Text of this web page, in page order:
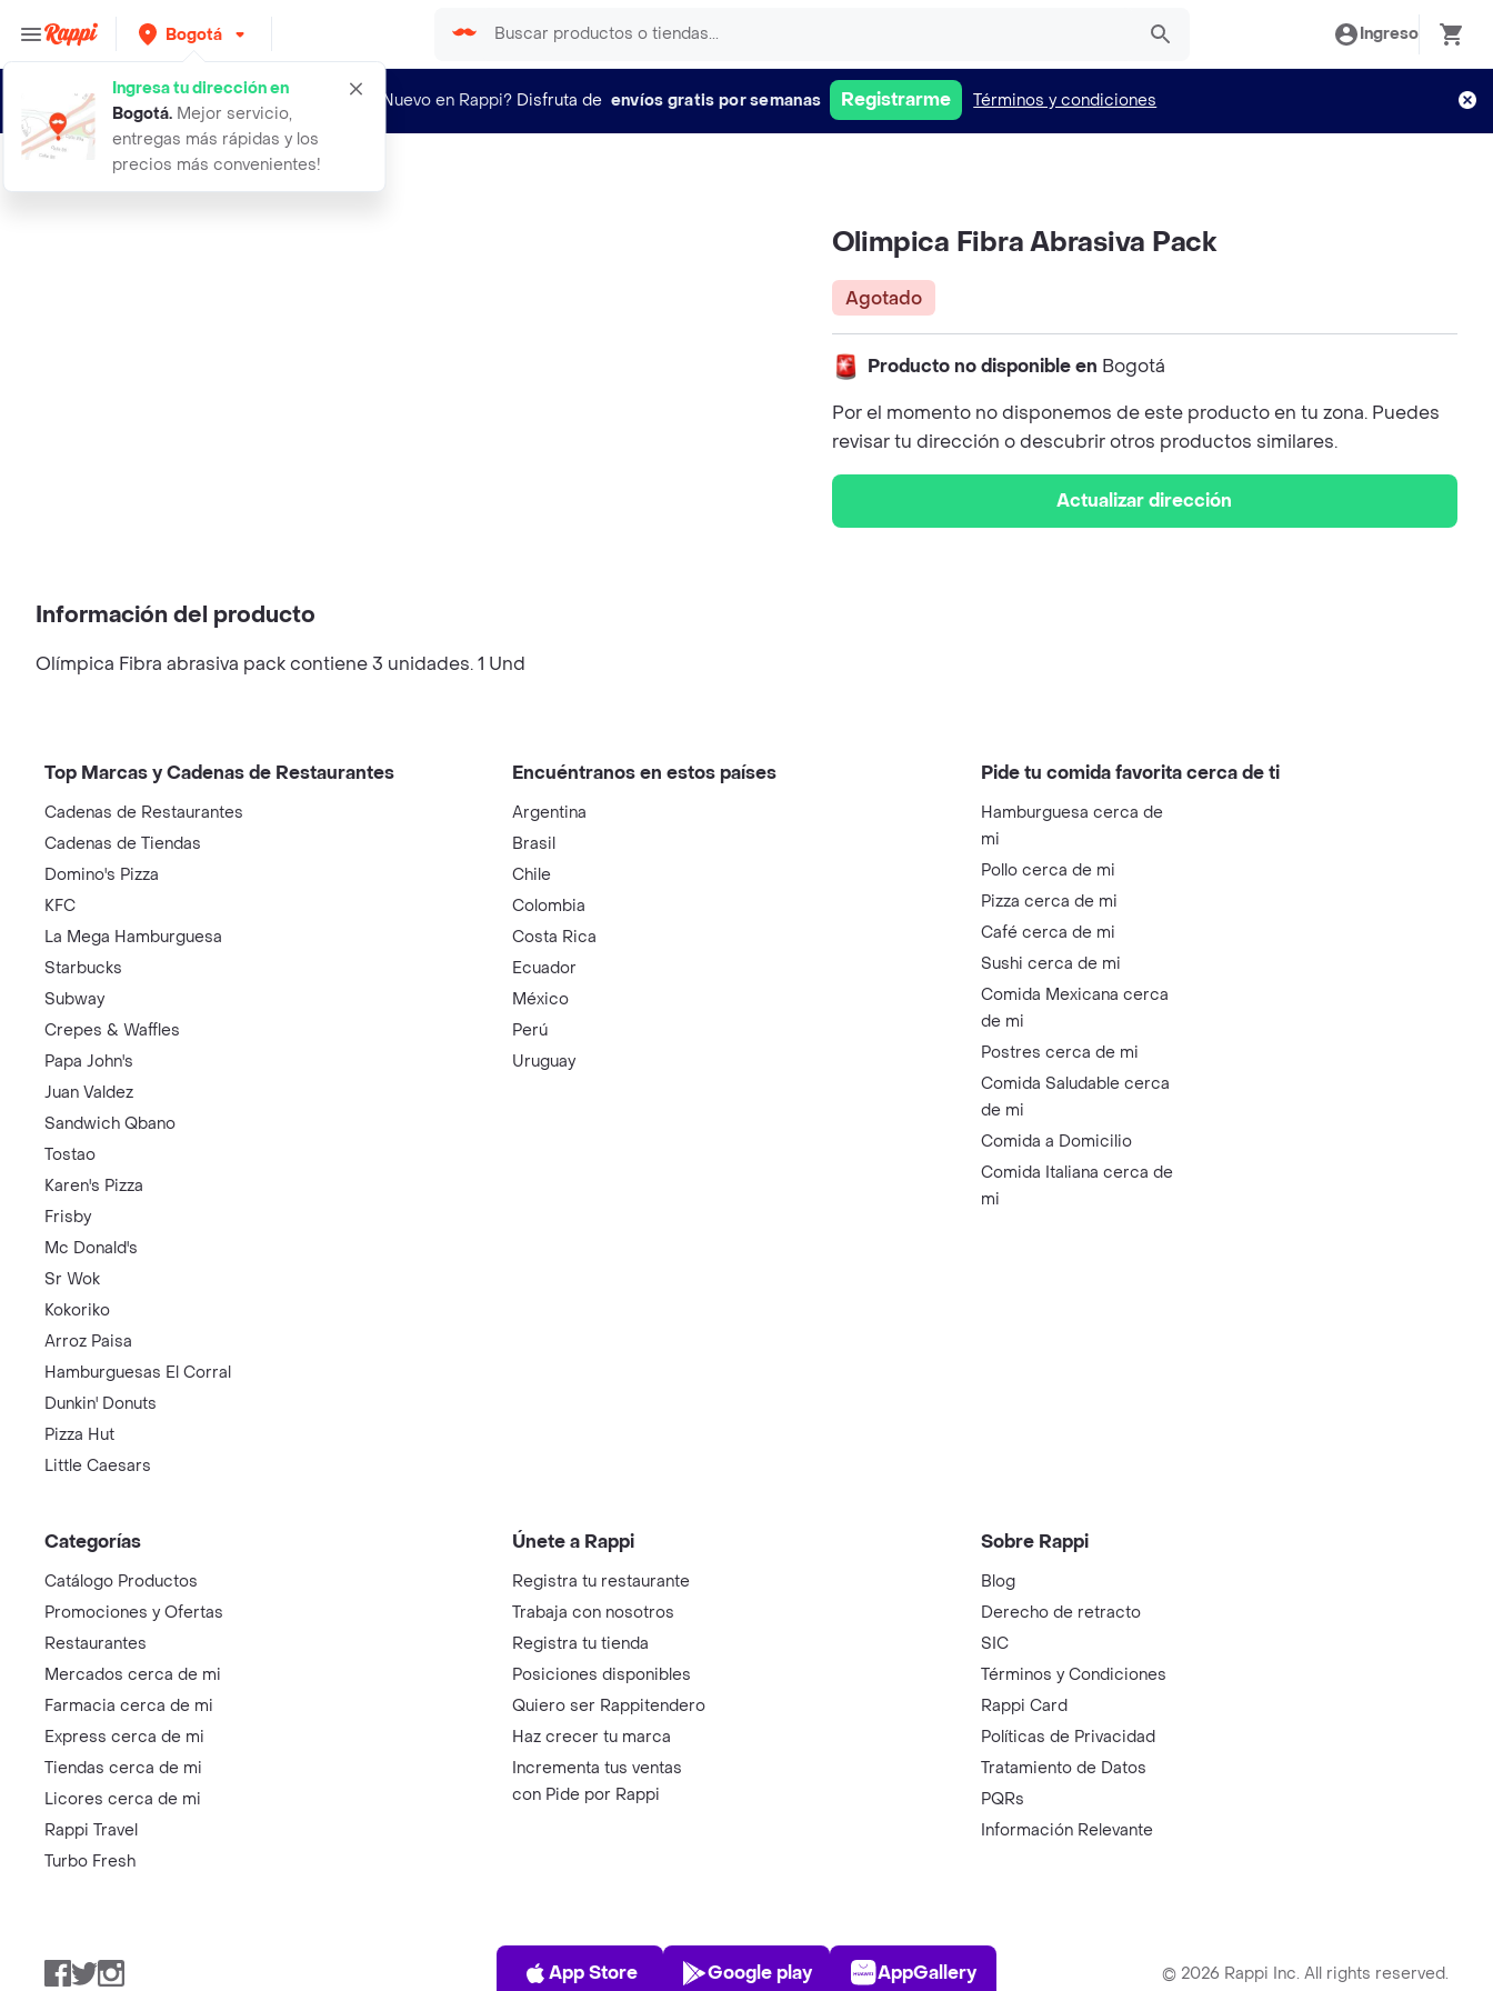
Bogotá
Ingresa tu dirección en
Bogotá. Mejor servicio,
entregas más rápidas y los
precios más convenientes!
Ingreso
¿Nuevo en Rappi? Disfruta de envíos gratis por semanas Registrarme Términos y condiciones
olimpica fibra abrasiva pack
Olimpica Fibra Abrasiva Pack
Agotado
Producto no disponible en Bogotá
Por el momento no disponemos de este producto en tu zona. Puedes
revisar tu dirección o descubrir otros productos similares.
Actualizar dirección
Información del producto
Olímpica Fibra abrasiva pack contiene 3 unidades. 1 Und
Top Marcas y Cadenas de Restaurantes
Cadenas de Restaurantes
Cadenas de Tiendas
Domino's Pizza
KFC
La Mega Hamburguesa
Starbucks
Subway
Crepes & Waffles
Papa John's
Juan Valdez
Sandwich Qbano
Tostao
Karen's Pizza
Frisby
Mc Donald's
Sr Wok
Kokoriko
Arroz Paisa
Hamburguesas El Corral
Dunkin' Donuts
Pizza Hut
Little Caesars
Encuéntranos en estos países
Argentina
Brasil
Chile
Colombia
Costa Rica
Ecuador
México
Perú
Uruguay
Pide tu comida favorita cerca de ti
Hamburguesa cerca de
mi
Pollo cerca de mi
Pizza cerca de mi
Café cerca de mi
Sushi cerca de mi
Comida Mexicana cerca
de mi
Postres cerca de mi
Comida Saludable cerca
de mi
Comida a Domicilio
Comida Italiana cerca de
mi
Categorías
Catálogo Productos
Promociones y Ofertas
Restaurantes
Mercados cerca de mi
Farmacia cerca de mi
Express cerca de mi
Tiendas cerca de mi
Licores cerca de mi
Rappi Travel
Turbo Fresh
Únete a Rappi
Registra tu restaurante
Trabaja con nosotros
Registra tu tienda
Posiciones disponibles
Quiero ser Rappitendero
Haz crecer tu marca
Incrementa tus ventas
con Pide por Rappi
Sobre Rappi
Blog
Derecho de retracto
SIC
Términos y Condiciones
Rappi Card
Políticas de Privacidad
Tratamiento de Datos
PQRs
Información Relevante
Facebook
TwitterInstagram
App Store
App Store
Play Store
Google play
AppGallery
AppGallery © 2026 Rappi Inc. All rights reserved.